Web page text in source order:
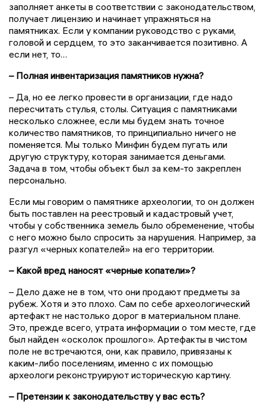
заполняет анкеты в соответствии с законодательством,
получает лицензию и начинает упражняться на
памятниках. Если у компании руководство с руками,
головой и сердцем, то это заканчивается позитивно. А
если нет, то…
– Полная инвентаризация памятников нужна?
– Да, но ее легко провести в организации, где надо
пересчитать стулья, столы. Ситуация с памятниками
несколько сложнее, если мы будем знать точное
количество памятников, то принципиально ничего не
поменяется. Мы только Минфин будем пугать или
другую структуру, которая занимается деньгами.
Задача в том, чтобы объект был за кем-то закреплен
персонально.
Если мы говорим о памятнике археологии, то он должен
быть поставлен на реестровый и кадастровый учет,
чтобы у собственника земель было обременение, чтобы
с него можно было спросить за нарушения. Например, за
разгул «черных копателей» на его территории.
– Какой вред наносят «черные копатели»?
– Дело даже не в том, что они продают предметы за
рубеж. Хотя и это плохо. Сам по себе археологический
артефакт не настолько дорог в материальном плане.
Это, прежде всего, утрата информации о том месте, где
был найден «осколок прошлого». Артефакты в чистом
поле не встречаются, они, как правило, привязаны к
каким-либо поселениям, именно с их помощью
археологи реконструируют историческую картину.
– Претензии к законодательству у вас есть?